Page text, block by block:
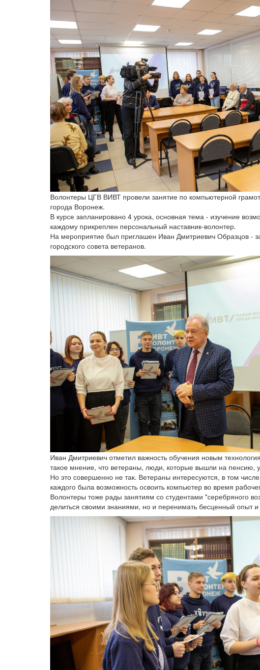
Волонтеры ЦГВ ВИВТ провели занятие по компьютерной
города Воронеж.
В курсе запланировано 4 урока, основная тема - изучение
каждому прикреплен персональный наставник-волонтер.
На мероприятие был приглашен Иван Дмитриевич Образцов -
городского совета ветеранов.
Иван Дмитриевич отметил важность обучения новым
такое мнение, что ветераны, люди, которые вышли на пенсию,
Но это совершенно не так. Ветераны интересуются, в том
каждого была возможность освоить компьютер во время
Волонтеры тоже рады занятиям со студентами "серебряного
делиться своими знаниями, но и перенимать бесценный опыт